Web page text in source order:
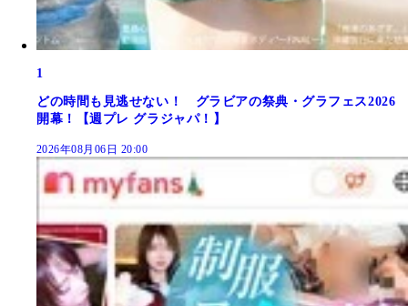
1
どの時間も見逃せない！ グラビアの祭典・グラフェス2026
開幕！【週プレ グラジャパ！】
2026年08月06日 20:00